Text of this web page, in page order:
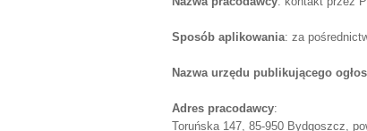
Sposób aplikowania: za
Nazwa urzędu publikującego
Adres pracodawcy:
Toruńska 147, 85-950 Bydgoszcz,